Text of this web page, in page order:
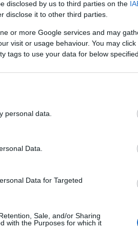
disclosed by us to third parties on the
disclose it to other third parties.
or more Google services and may
visit or usage behaviour. You may
tags to use your data for below
personal data.
Data.
Data for Targeted
Sale, and/or Sharing
with the Purposes for which it
: ugye ezzel nem azt mondod, hogy
és az állatartás
hogy érdemes rászánni az időt az
négy gyereket meg három kereket.